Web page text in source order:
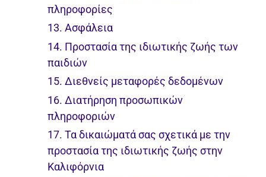
πληροφορίες
13. Ασφάλεια
14. Προστασία της ιδιωτικής ζωής των
παιδιών
15. Διεθνείς μεταφορές δεδομένων
16. Διατήρηση προσωπικών
πληροφοριών
17. Τα δικαιώματά σας σχετικά με την
προστασία της ιδιωτικής ζωής στην
Καλιφόρνια